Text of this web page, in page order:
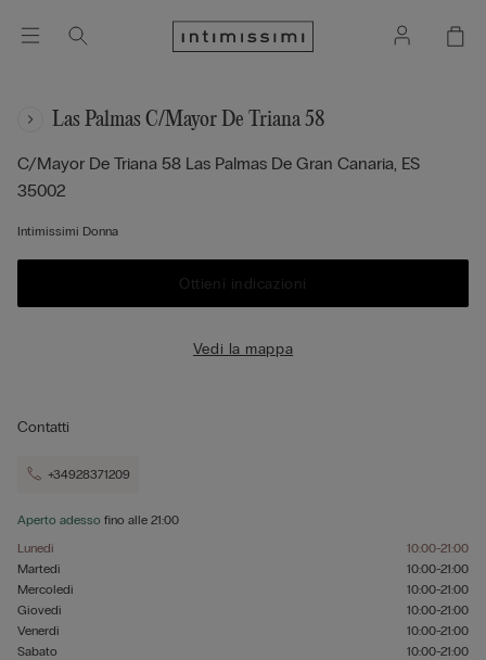
Las Palmas C/mayor De Triana 58
C/mayor De Triana 58 Las Palmas De Gran Canaria, ES
35002
Intimissimi Donna
Ottieni indicazioni
Vedi la mappa
Contatti
+34928371209
Aperto adesso fino alle 21:00
Lunedì
10:00-21:00
Martedì
10:00-21:00
Mercoledì
10:00-21:00
Giovedì
10:00-21:00
Venerdì
10:00-21:00
Sabato
10:00-21:00